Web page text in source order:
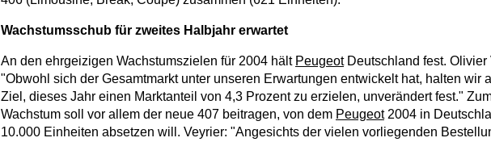
Wachstumsschub für zweites Halbjahr erwartet
An den ehrgeizigen Wachstumszielen für 2004 hält PeugeotDeutschland fest. Olivier
"Obwohl sich der Gesamtmarkt unter unseren Erwartungen entwickelt hat, halten wir
Ziel, dieses Jahr einen Marktanteil von 4,3 Prozent zu erzielen, unverändert fest."
Wachstum soll vor allem der neue 407 beitragen, von dem Peugeot2004 in
10.000 Einheiten absetzen will. Veyrier: "Angesichts der vielen vorliegenden